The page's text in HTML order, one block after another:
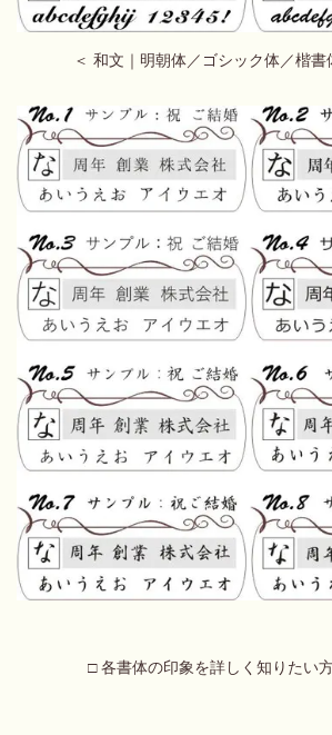
＜ 和文｜明朝体／ゴシック体／楷書
□ 各書体の印象を詳しく知りたい